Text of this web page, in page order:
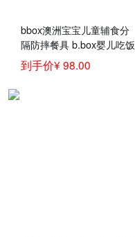
bbox澳洲宝宝儿童辅食分
隔防摔餐具 b.box婴儿吃饭
托盘
到手价¥ 98.00